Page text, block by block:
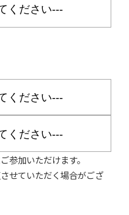
参加いただけます。
せていただく場合がござ